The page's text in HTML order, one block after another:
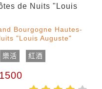
de Nuits "Louis
Bourgogne Hautes-
"Louis Auguste"
樂活 紅酒